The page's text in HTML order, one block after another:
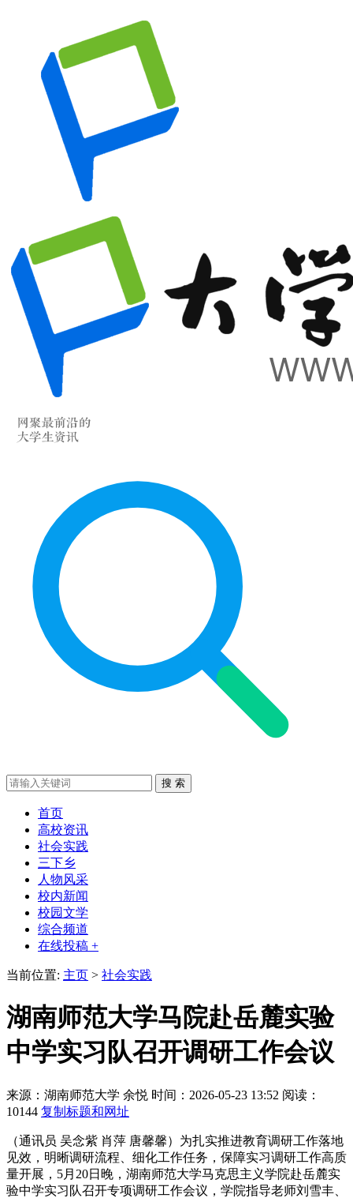
首页
高校资讯
社会实践
三下乡
人物风采
校内新闻
校园文学
综合频道
在线投稿 +
当前位置: 主页 > 社会实践
湖南师范大学马院赴岳麓实验
中学实习队召开调研工作会议
来源：湖南师范大学 余悦 时间：2026-05-23 13:52 阅读：
10144 复制标题和网址
（通讯员 吴念紫 肖萍 唐馨馨）为扎实推进教育调研工作落地
见效，明晰调研流程、细化工作任务，保障实习调研工作高质
量开展，5月20日晚，湖南师范大学马克思主义学院赴岳麓实
验中学实习队召开专项调研工作会议，学院指导老师刘雪丰、